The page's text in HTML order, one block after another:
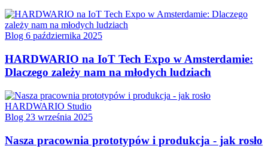
Blog 6 października 2025
HARDWARIO na IoT Tech Expo w Amsterdamie:
Dlaczego zależy nam na młodych ludziach
Blog 23 września 2025
Nasza pracownia prototypów i produkcja - jak rosło